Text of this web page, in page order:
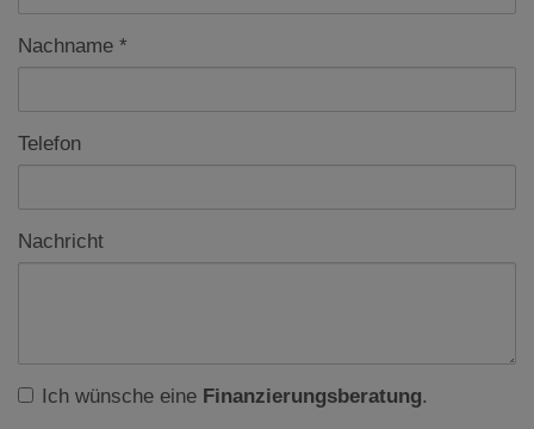
Nachname
Telefon
Nachricht
Ich wünsche eine Finanzierungsberatung.